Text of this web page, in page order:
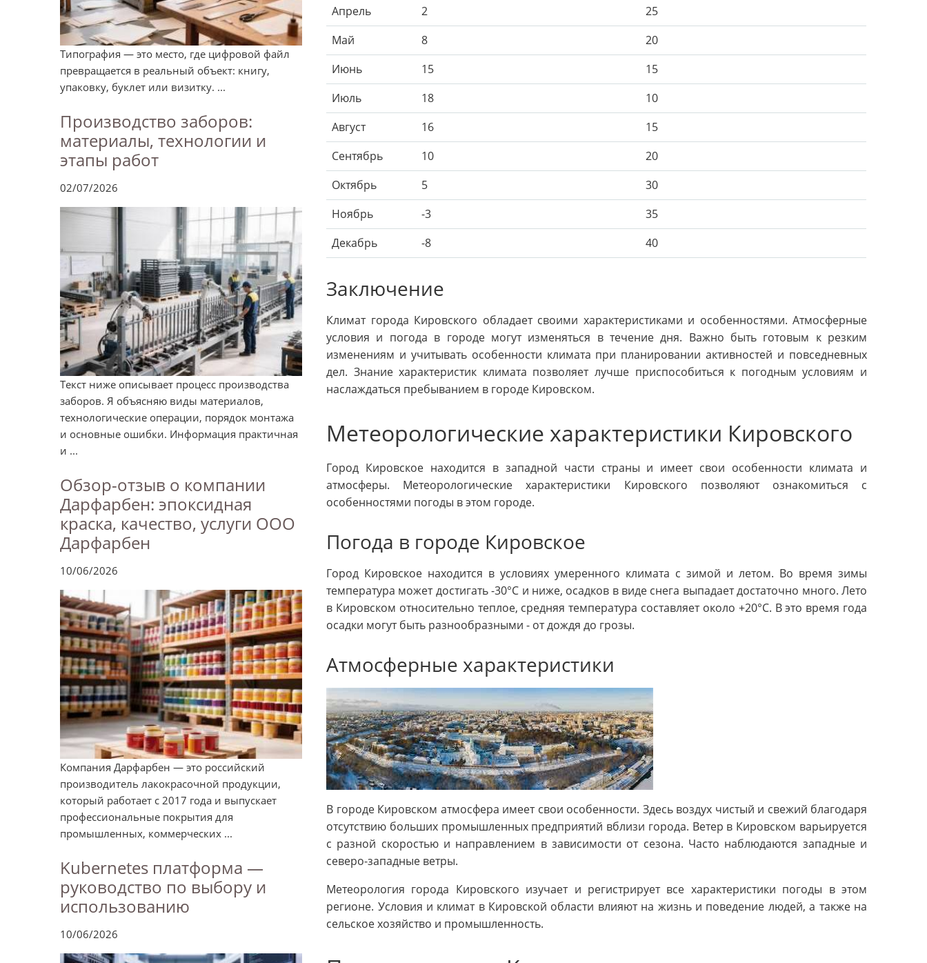
Типография — это место, где цифровой файл
превращается в реальный объект: книгу,
упаковку, буклет или визитку. ...
Производство заборов:
материалы, технологии и
этапы работ
02/07/2026
Текст ниже описывает процесс производства
заборов. Я объясняю виды материалов,
технологические операции, порядок монтажа
и основные ошибки. Информация практичная
и ...
Обзор-отзыв о компании
Дарфарбен: эпоксидная
краска, качество, услуги ООО
Дарфарбен
10/06/2026
Компания Дарфарбен — это российский
производитель лакокрасочной продукции,
который работает с 2017 года и выпускает
профессиональные покрытия для
промышленных, коммерческих ...
Kubernetes платформа —
руководство по выбору и
использованию
10/06/2026
Апрель
2
25
Май
8
20
Июнь
15
15
Июль
18
10
Август
16
15
Сентябрь
10
20
Октябрь
5
30
Ноябрь
-3
35
Декабрь
-8 40
Заключение
Климат города Кировского обладает своими характеристиками и особенностями. Атмосферные
условия и погода в городе могут изменяться в течение дня. Важно быть готовым к резким
изменениям и учитывать особенности климата при планировании активностей и повседневных
дел. Знание характеристик климата позволяет лучше приспособиться к погодным условиям и
наслаждаться пребыванием в городе Кировском.
Метеорологические характеристики Кировского
Город Кировское находится в западной части страны и имеет свои особенности климата и
атмосферы. Метеорологические характеристики Кировского позволяют ознакомиться с
особенностями погоды в этом городе.
Погода в городе Кировское
Город Кировское находится в условиях умеренного климата с зимой и летом. Во время зимы
температура может достигать -30°C и ниже, осадков в виде снега выпадает достаточно много. Лето
в Кировском относительно теплое, средняя температура составляет около +20°C. В это время года
осадки могут быть разнообразными - от дождя до грозы.
Атмосферные характеристики
В городе Кировском атмосфера имеет свои особенности. Здесь воздух чистый и свежий благодаря
отсутствию больших промышленных предприятий вблизи города. Ветер в Кировском варьируется
с разной скоростью и направлением в зависимости от сезона. Часто наблюдаются западные и
северо-западные ветры.
Метеорология города Кировского изучает и регистрирует все характеристики погоды в этом
регионе. Условия и климат в Кировской области влияют на жизнь и поведение людей, а также на
сельское хозяйство и промышленность.